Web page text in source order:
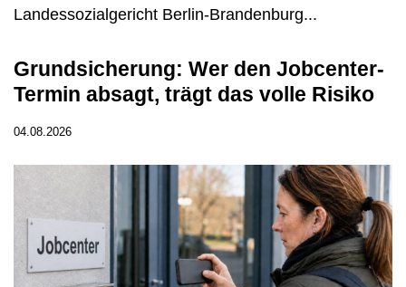
Landessozialgericht Berlin-Brandenburg...
Grundsicherung: Wer den Jobcenter-
Termin absagt, trägt das volle Risiko
04.08.2026